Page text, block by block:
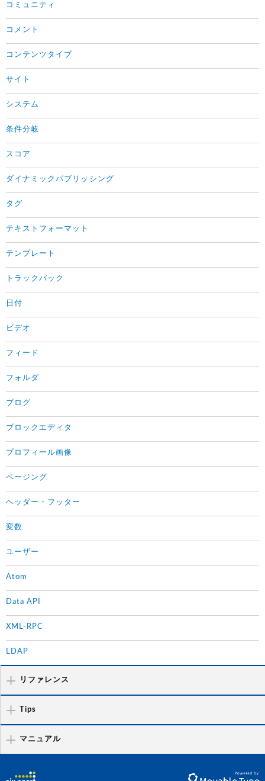
コミュニティ
コメント
コンテンツタイプ
サイト
システム
条件分岐
スコア
ダイナミックパブリッシング
タグ
テキストフォーマット
テンプレート
トラックバック
日付
ビデオ
フィード
フォルダ
ブログ
ブロックエディタ
プロフィール画像
ページング
ヘッダー・フッター
変数
ユーザー
Atom
Data API
XML-RPC
LDAP
リファレンス
Tips
マニュアル